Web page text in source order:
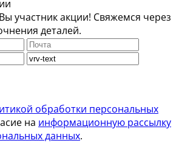
участник акции! Свяжемся через
деталей.
обработки персональных
на информационную рассылку
данных.